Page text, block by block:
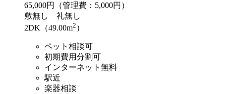
65,000円（管理費：5,000円）
敷無し 礼無し
2DK（49.00m2 ）
ペット相談可
初期費用分割可
インターネット無料
駅近
楽器相談